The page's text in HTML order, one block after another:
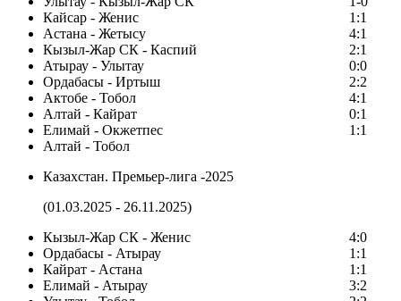
Кайсар - Женис
1:1
Астана - Жетысу
4:1
Кызыл-Жар СК - Каспий
2:1
Атырау - Улытау
0:0
Ордабасы - Иртыш
2:2
Актобе - Тобол
4:1
Алтай - Кайрат
0:1
Елимай - Окжетпес
1:1
Алтай - Тобол
Казахстан. Премьер-лига -2025
(01.03.2025 - 26.11.2025)
Кызыл-Жар СК - Женис
4:0
Ордабасы - Атырау
1:1
Кайрат - Астана
1:1
Елимай - Атырау
3:2